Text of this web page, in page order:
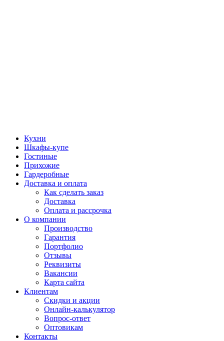
Кухни
Шкафы-купе
Гостиные
Прихожие
Гардеробные
Доставка и оплата
Как сделать заказ
Доставка
Оплата и рассрочка
О компании
Производство
Гарантия
Портфолио
Отзывы
Реквизиты
Вакансии
Карта сайта
Клиентам
Скидки и акции
Онлайн-калькулятор
Вопрос-ответ
Оптовикам
Контакты